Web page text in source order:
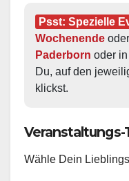
Psst: Spezielle
Wochenende
Paderborn oder in
Du, auf den
klickst.
Veranstaltungs-
Wähle Dein